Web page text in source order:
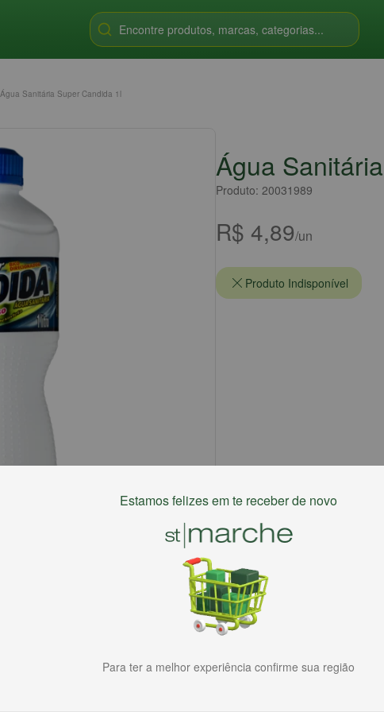
Encontre produtos, marcas, categorias...
Água Sanitária Super Candida 1l
Água
Produto: 20031989
R$ 4,89/un
Produto Indisponível
Estamos felizes em te receber de novo
Para ter a melhor experiência confirme sua região